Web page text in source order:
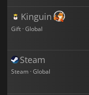
Kinguin
Gift · Global
Steam
Steam · Global